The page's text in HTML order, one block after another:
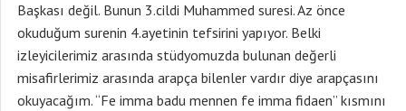
Başkası değil. Bunun 3.cildi Muhammed suresi. Az önce
okuduğum surenin 4.ayetinin tefsirini yapıyor. Belki
izleyicilerimiz arasında stüdyomuzda bulunan değerli
misafirlerimiz arasında arapça bilenler vardır diye arapçasını
okuyacağım. “Fe imma badu mennen fe imma fidaen” kısmını